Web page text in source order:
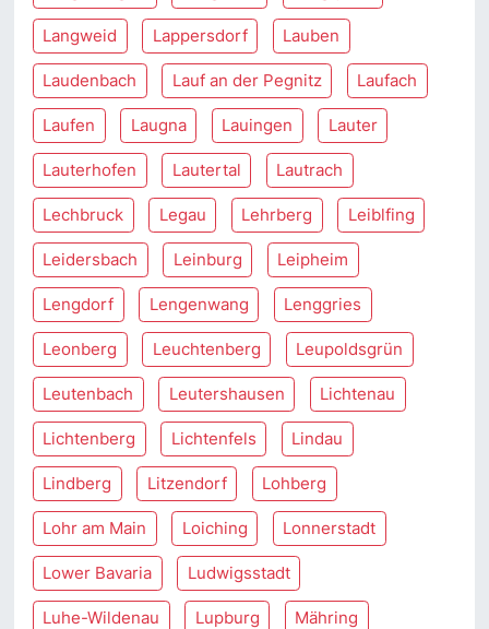
Langweid Lappersdorf Lauben
Laudenbach Lauf an der Pegnitz Laufach
Laufen Laugna Lauingen Lauter
Lauterhofen Lautertal Lautrach
Lechbruck Legau Lehrberg Leiblfing
Leidersbach Leinburg Leipheim
Lengdorf Lengenwang Lenggries
Leonberg Leuchtenberg Leupoldsgrün
Leutenbach Leutershausen Lichtenau
Lichtenberg Lichtenfels Lindau
Lindberg Litzendorf Lohberg
Lohr am Main Loiching Lonnerstadt
Lower Bavaria Ludwigsstadt
Luhe-Wildenau Lupburg Mähring